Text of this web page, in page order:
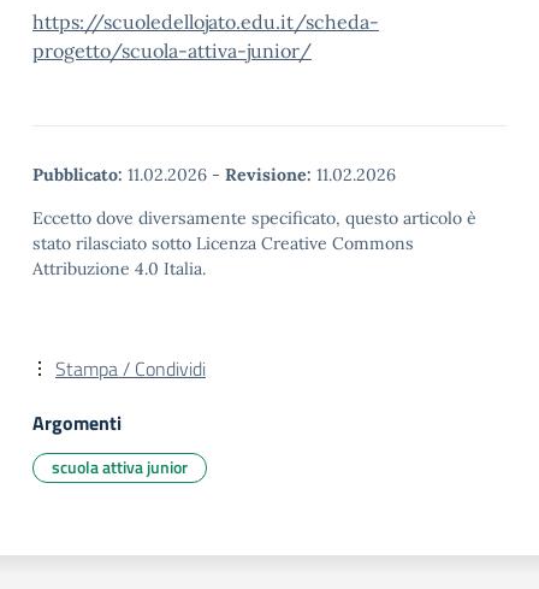
https://scuoledellojato.edu.it/scheda-
progetto/scuola-attiva-junior/
Pubblicato: 11.02.2026 - Revisione: 11.02.2026
Eccetto dove diversamente specificato, questo articolo è
stato rilasciato sotto Licenza Creative Commons
Attribuzione 4.0 Italia.
Stampa / Condividi
Argomenti
scuola attiva junior